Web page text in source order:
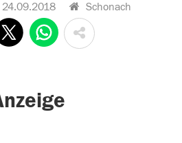
24.09.2018 Schonach